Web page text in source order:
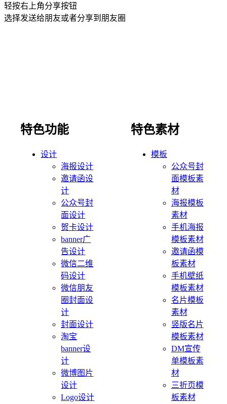
轻按右上角分享按钮
选择发送给朋友或者分享到朋友圈
特色功能
设计
海报设计
邀请函设
计
公众号封
面设计
贺卡设计
banner广
告设计
微信二维
码设计
微信朋友
圈封面设
计
封面设计
淘宝
banner设
计
微博图片
设计
Logo设计
特色素材
模板
公众号封
面模板素
材
海报模板
素材
手机海报
模板素材
邀请函模
板素材
手机壁纸
模板素材
名片模板
素材
竖版名片
模板素材
DM宣传
单模板素
材
三折页模
板素材